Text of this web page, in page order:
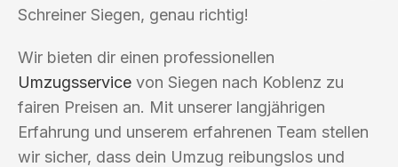
Schreiner Siegen, genau richtig!
Wir bieten dir einen professionellen
Umzugsservice von Siegen nach Koblenz zu
fairen Preisen an. Mit unserer langjährigen
Erfahrung und unserem erfahrenen Team stellen
wir sicher, dass dein Umzug reibungslos und